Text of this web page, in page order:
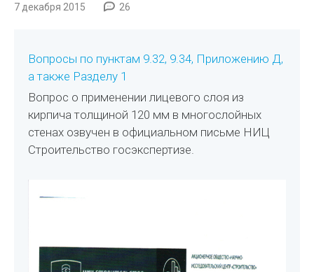
7 декабря 2015 26
Вопросы по пунктам 9.32, 9.34, Приложению Д,
а также Разделу 1
Вопрос о применении лицевого слоя из
кирпича толщиной 120 мм в многослойных
стенах озвучен в официальном письме НИЦ
Строительство госэкспертизе.